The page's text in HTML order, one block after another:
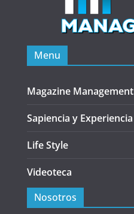
Menu
Magazine Management
Sapiencia y Experiencia
Life Style
Videoteca
Nosotros